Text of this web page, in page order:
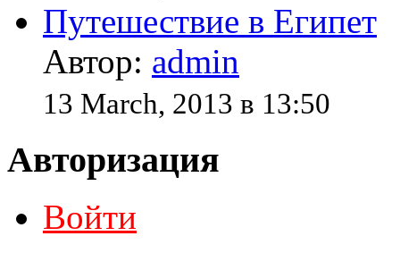
Путешествие в Египет
Автор: admin
13 March, 2013 в 13:50
Авторизация
Войти